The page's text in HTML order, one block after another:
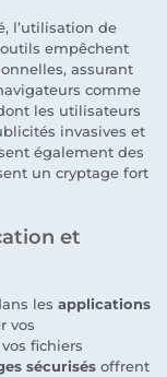
l’utilisation de
empêchent
assurant
comme
les utilisateurs
invasives et
également des
un cryptage fort
et
les applications
vos
fichiers
sécurisés offrent